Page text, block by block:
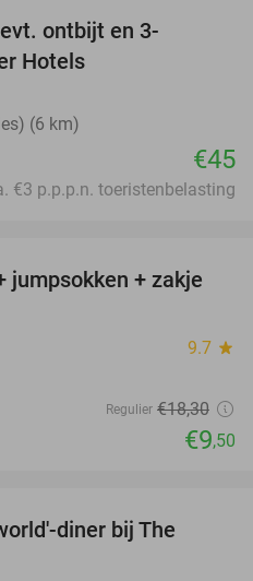
ontbijt en 3-
Hotels
(6 km)
€45
€3 p.p.p.n. toeristenbelasting
48%
jumpsokken + zakje
9.7 star
Regulier €18,30
€9,50
diner bij The